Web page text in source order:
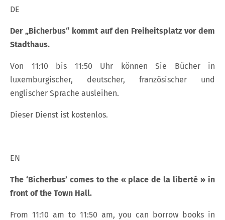
DE
Der „Bicherbus“ kommt auf den Freiheitsplatz vor dem
Stadthaus.
Von 11:10 bis 11:50 Uhr können Sie Bücher in
luxemburgischer, deutscher, französischer und
englischer Sprache ausleihen.
Dieser Dienst ist kostenlos.
EN
The ‘Bicherbus’ comes to the « place de la liberté » in
front of the Town Hall.
From 11:10 am to 11:50 am, you can borrow books in